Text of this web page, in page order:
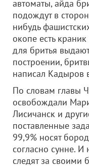
автоматы, айда
подождут в
нибудь
окопе есть
для бритья
построении,
написал Кадыров
По словам главы
освобождали
Лисичанск и
поставленные
99,9% носят
согласно сунне.
следят за своими